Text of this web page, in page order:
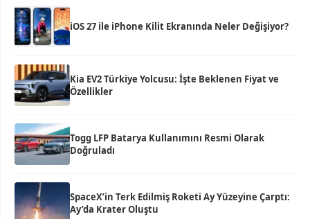
iOS 27 ile iPhone Kilit Ekranında Neler Değişiyor?
Kia EV2 Türkiye Yolcusu: İşte Beklenen Fiyat ve
Özellikler
Togg LFP Batarya Kullanımını Resmi Olarak
Doğruladı
SpaceX’in Terk Edilmiş Roketi Ay Yüzeyine Çarptı:
Ay’da Krater Oluştu